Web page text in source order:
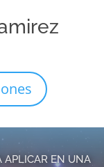
APLICAR EN UNA